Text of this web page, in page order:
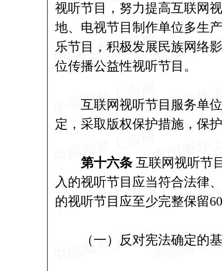
视听节目，努力提高互联网
地、电视节目制作单位多生
乐节目，积极发展民族网络
位传播公益性视听节目。
互联网视听节目服务单位
定，采取版权保护措施，保
第十六条互联网视听节
入的视听节目应当符合法律
的视听节目应至少完整保留
（一）反对宪法确定的基